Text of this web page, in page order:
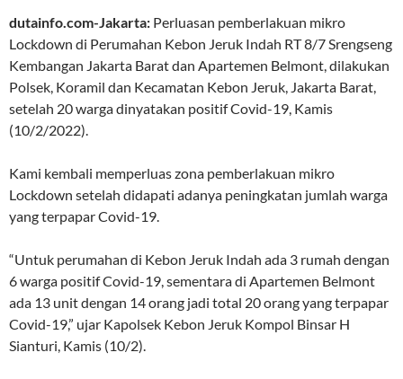
dutainfo.com-Jakarta: Perluasan pemberlakuan mikro
Lockdown di Perumahan Kebon Jeruk Indah RT 8/7 Srengseng
Kembangan Jakarta Barat dan Apartemen Belmont, dilakukan
Polsek, Koramil dan Kecamatan Kebon Jeruk, Jakarta Barat,
setelah 20 warga dinyatakan positif Covid-19, Kamis
(10/2/2022).
Kami kembali memperluas zona pemberlakuan mikro
Lockdown setelah didapati adanya peningkatan jumlah warga
yang terpapar Covid-19.
“Untuk perumahan di Kebon Jeruk Indah ada 3 rumah dengan
6 warga positif Covid-19, sementara di Apartemen Belmont
ada 13 unit dengan 14 orang jadi total 20 orang yang terpapar
Covid-19,” ujar Kapolsek Kebon Jeruk Kompol Binsar H
Sianturi, Kamis (10/2).